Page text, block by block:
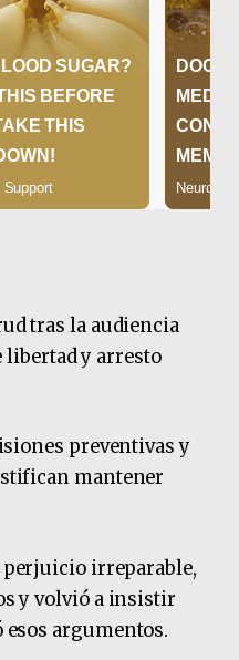
tras la audiencia
libertad y arresto
preventivas y
mantener
perjuicio irreparable,
y volvió a insistir
argumentos.